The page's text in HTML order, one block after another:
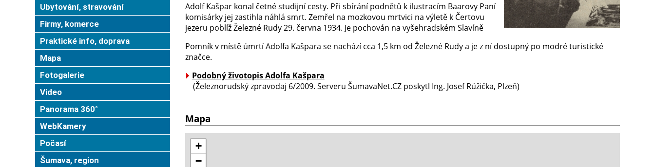
Ubytování, stravování
Firmy, komerce
Praktické info, doprava
Mapa
Fotogalerie
Video
Panorama 360°
WebKamery
Počasí
Šumava, region
Adolf Kašpar konal četné studijní cesty. Při sbírání podnětů k ilustracím Baarovy Paní
komisárky jej zastihla náhlá smrt. Zemřel na mozkovou mrtvici na výletě k Čertovu
jezeru poblíž Železné Rudy 29. června 1934. Je pochován na vyšehradském Slavíně
Pomník v místě úmrtí Adolfa Kašpara se nachází cca 1,5 km od Železné Rudy a je z ní dostupný po modré turistické
značce.
Podobný životopis Adolfa Kašpara
(Železnorudský zpravodaj 6/2009. Serveru ŠumavaNet.CZ poskytl Ing. Josef Růžička, Plzeň)
Mapa